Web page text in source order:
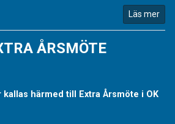
Läs mer
ÅRSMÖTE
härmed till Extra Årsmöte i OK